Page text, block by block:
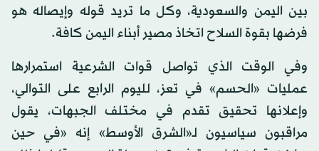
بين اليمن والسعودية، وكل ما تريد قوله وإيصاله هو
فرضها بقوة السلاح اتخاذ مصير أبناء اليمن كافة.
وفي الوقت الذي تواصل قوات الشرعية استمرارها
عمليات «الحسم» في تعز، لليوم الرابع على التوالي،
وإعلانها تحقيق تقدم في مختلف الجبهات، يقول
مراقبون سياسيون لـ«الشرق الأوسط» إنه «في حين